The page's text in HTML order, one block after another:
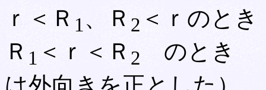
ｒ＜Ｒ 1 、Ｒ2 ＜ｒの
Ｒ1＜ｒ＜Ｒ 2 のとき